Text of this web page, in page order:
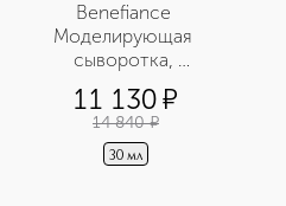
Benefiance
Моделирующая
сыворотка,
разглаживающая
морщины
11 130¤
14 840 ¤
30 мл